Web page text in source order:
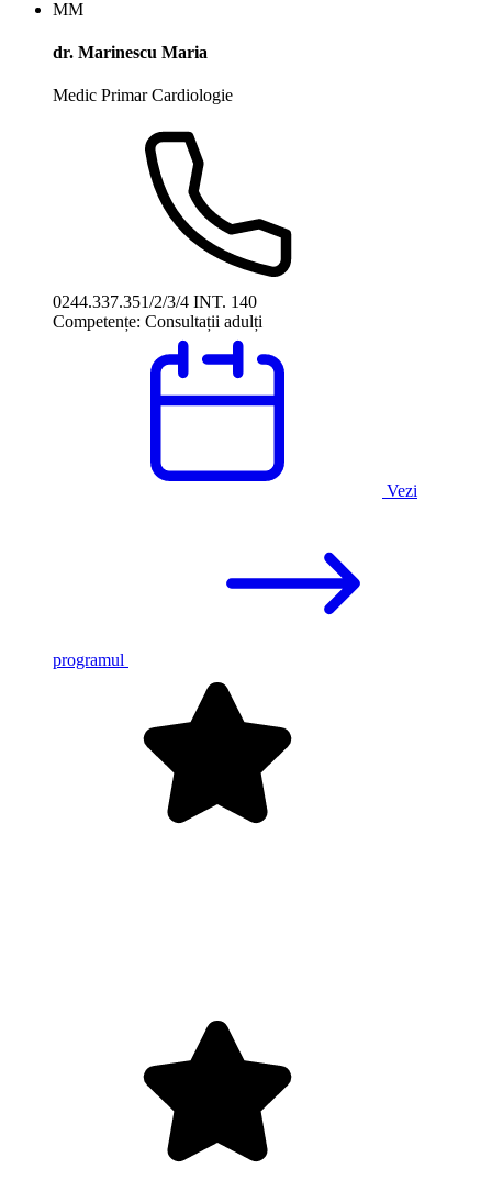
MM
dr. Marinescu Maria
Medic Primar Cardiologie
0244.337.351/2/3/4 INT. 140
Competențe: Consultații adulți
Vezi
programul